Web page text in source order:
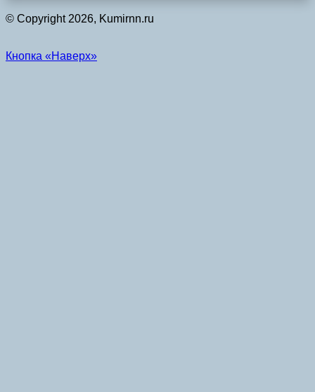
© Copyright 2026, Kumirnn.ru
Кнопка «Наверх»